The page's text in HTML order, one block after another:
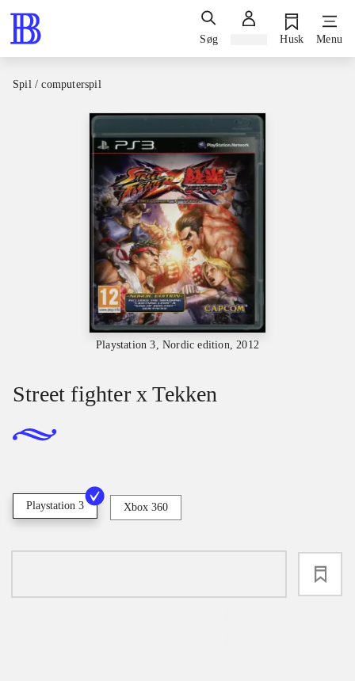
Søg Husk Menu
Spil / computerspil
Playstation 3, Nordic edition, 2012
Street fighter x Tekken
Playstation 3 Xbox 360